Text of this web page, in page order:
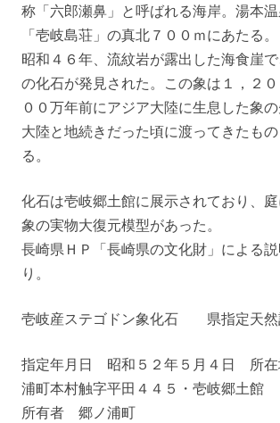
称「六郎瀬鼻」と呼ばれる海岸。湯本
「壱岐島荘」の真北７００ｍにあたる。
昭和４６年、流紋岩が露出した海食崖
の化石が発見された。この象は１，２
００万年前にアジア大陸に生息した象
大陸と地続きだった頃に渡ってきたも
る。
化石は壱岐郷土館に展示されており、
象の実物大復元模型があった。
長崎県ＨＰ「長崎県の文化財」による
り。
壱岐産ステゴドン象化石 県指定天然
指定年月日 昭和５２年５月４日 所
浦町本村触字平田４４５・壱岐郷土館
所有者 郷ノ浦町